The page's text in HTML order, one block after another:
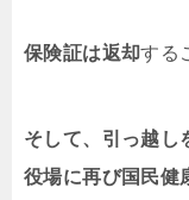
保険証は返却する
そして、引っ越し
役場に再び国民健